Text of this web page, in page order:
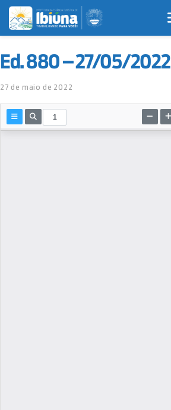
Ed. 880 – 27/05/2022
27 de maio de 2022